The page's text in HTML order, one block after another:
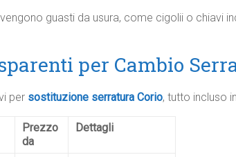
guasti da usura, come cigolii o chiavi
per Cambio
per sostituzione serratura Corio, tutto incluso
Prezzo
da
Dettagli